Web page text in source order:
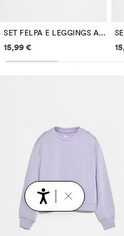
SET FELPA E LEGGINGS A CAMPANA
Informazioni sui prezzi
15,99 €